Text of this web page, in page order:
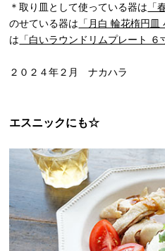
＊取り皿として使っている器は 「
のせている器は 「月白 輪花楕円皿
は 「白いラウンドリムプレート ６
２０２４年２月 ナカハラ
エスニックにも☆